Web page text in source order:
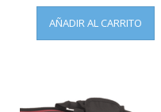
AÑADIR AL CARRITO